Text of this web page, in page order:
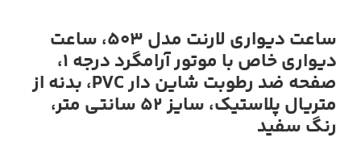
ساعت دیواری لارنت مدل 503، ساعت
دیواری خاص با موتور آرامگرد درجه 1،
صفحه ضد رطوبت شاین دار PVC، بدنه از
متریال پلاستیک، سایز 52 سانتی متر،
رنگ سفید